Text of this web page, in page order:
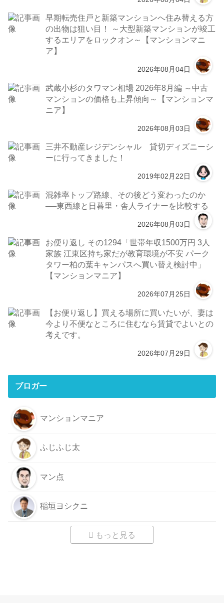
早期転売住戸と新築マンションへ住み替える方
の出物は狙い目！ ～大型新築マンションが竣工
するエリアをロックオン～【マンションマニ
ア】
2026年08月04日
武蔵小杉のタワマン相場 2026年8月編 ～中古
マンションの価格も上昇傾向～【マンションマ
ニア】
2026年08月03日
三井不動産レジデンシャル 貸切ディズニーシ
ーに行ってきました！
2019年02月22日
混雑率トップ路線、その後どう変わったのか
──東西線と日暮里・舎人ライナーを比較する
2026年08月03日
お便り返し その1294「世帯年収1500万円 3人
家族 江東区持ち家だが教育環境が不安 パーク
タワー柏の葉キャンパスへ買い替え検討中」
【マンションマニア】
2026年07月25日
【お便り返し】買える場所に買いたいが、妻は
今より不便なところに住むなら賃貸でよいとの
考えです。
2026年07月29日
ブロガー
マンションマニア
ふじふじ太
マン点
稲垣ヨシクニ
もっと見る